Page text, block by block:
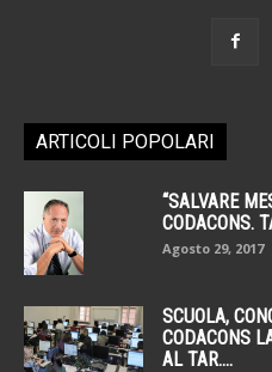
ARTICOLI POPOLARI
“SALVARE
CODACONS.
Agosto 29, 2017
SCUOLA,
CODACONS
AL TAR....